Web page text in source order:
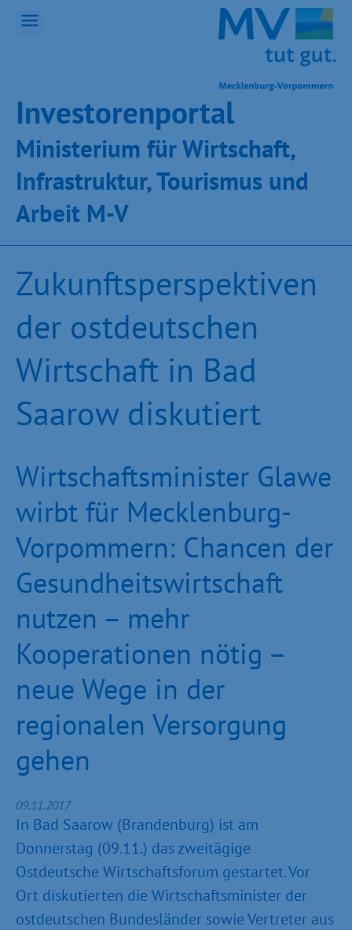
Inves­toren­por­tal
Ministeri­um für Wirt­schaft,
Infra­struk­tur, Tou­ris­mus und
Ar­beit M-V
Zukunftsperspektiven
der ostdeutschen
Wirtschaft in Bad
Saarow diskutiert
Wirtschaftsminister Glawe
wirbt für Mecklenburg-
Vorpommern: Chancen der
Gesundheitswirtschaft
nutzen – mehr
Kooperationen nötig –
neue Wege in der
regionalen Versorgung
gehen
09.11.2017
In Bad Saarow (Brandenburg) ist am
Donnerstag (09.11.) das zweitägige
Ostdeutsche Wirtschaftsforum gestartet. Vor
Ort diskutierten die Wirtschaftsminister der
ostdeutschen Bundesländer sowie Vertreter aus